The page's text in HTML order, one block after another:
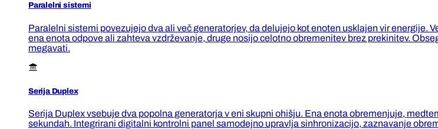
Paralelni sistemi
Paralelni sistemi povezujejo dva ali več generatorjev, da delujejo kot enoten usklajen vir
ena enota odpove ali zahteva vzdrževanje, druge nosijo celotno obremenitev brez prekinitev.
megavati.
Serija Duplex
Serija Duplex vsebuje dva popolna generatorja v eni skupni ohišju. Ena enota obremenjuje,
sekundah. Integrirani digitalni kontrolni panel samodejno upravlja sinhronizacijo, zaznavanje